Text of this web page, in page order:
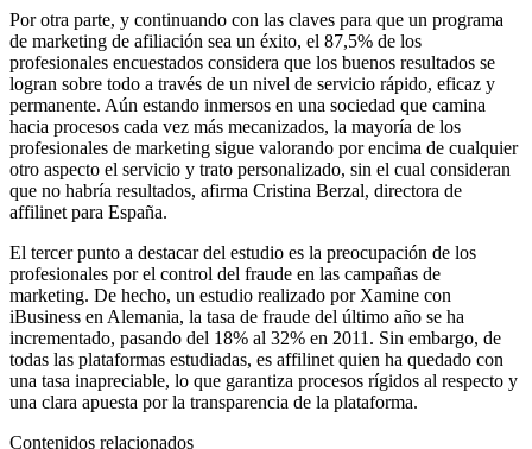
Por otra parte, y continuando con las claves para que un programa
de marketing de afiliación sea un éxito, el 87,5% de los
profesionales encuestados considera que los buenos resultados se
logran sobre todo a través de un nivel de servicio rápido, eficaz y
permanente. Aún estando inmersos en una sociedad que camina
hacia procesos cada vez más mecanizados, la mayoría de los
profesionales de marketing sigue valorando por encima de cualquier
otro aspecto el servicio y trato personalizado, sin el cual consideran
que no habría resultados, afirma Cristina Berzal, directora de
affilinet para España.
El tercer punto a destacar del estudio es la preocupación de los
profesionales por el control del fraude en las campañas de
marketing. De hecho, un estudio realizado por Xamine con
iBusiness en Alemania, la tasa de fraude del último año se ha
incrementado, pasando del 18% al 32% en 2011. Sin embargo, de
todas las plataformas estudiadas, es affilinet quien ha quedado con
una tasa inapreciable, lo que garantiza procesos rígidos al respecto y
una clara apuesta por la transparencia de la plataforma.
Contenidos relacionados